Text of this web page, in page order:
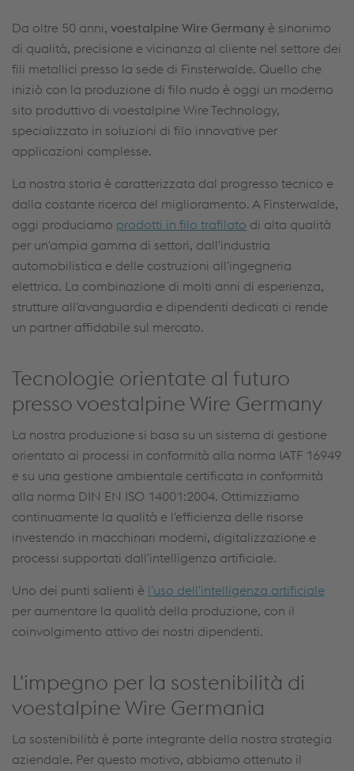
Da oltre 50 anni, voestalpine Wire Germany è sinonimo
di qualità, precisione e vicinanza al cliente nel settore dei
fili metallici presso la sede di Finsterwalde. Quello che
iniziò con la produzione di filo nudo è oggi un moderno
sito produttivo di voestalpine Wire Technology,
specializzato in soluzioni di filo innovative per
applicazioni complesse.
La nostra storia è caratterizzata dal progresso tecnico e
dalla costante ricerca del miglioramento. A Finsterwalde,
oggi produciamo prodotti in filo trafilato di alta qualità
per un'ampia gamma di settori, dall'industria
automobilistica e delle costruzioni all'ingegneria
elettrica. La combinazione di molti anni di esperienza,
strutture all'avanguardia e dipendenti dedicati ci rende
un partner affidabile sul mercato.
Tecnologie orientate al futuro
presso voestalpine Wire Germany
La nostra produzione si basa su un sistema di gestione
orientato ai processi in conformità alla norma IATF 16949
e su una gestione ambientale certificata in conformità
alla norma DIN EN ISO 14001:2004. Ottimizziamo
continuamente la qualità e l'efficienza delle risorse
investendo in macchinari moderni, digitalizzazione e
processi supportati dall'intelligenza artificiale.
Uno dei punti salienti è l'uso dell'intelligenza artificiale
per aumentare la qualità della produzione, con il
coinvolgimento attivo dei nostri dipendenti.
L'impegno per la sostenibilità di
voestalpine Wire Germania
La sostenibilità è parte integrante della nostra strategia
aziendale. Per questo motivo, abbiamo ottenuto il